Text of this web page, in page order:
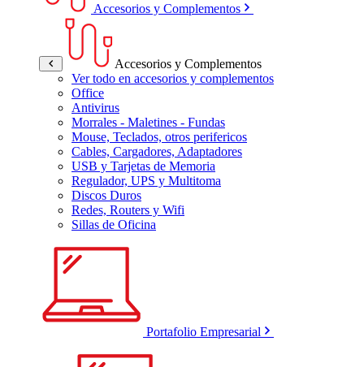
Accesorios y Complementos
Accesorios y Complementos
Ver todo en accesorios y complementos
Office
Antivirus
Morrales - Maletines - Fundas
Mouse, Teclados, otros perifericos
Cables, Cargadores, Adaptadores
USB y Tarjetas de Memoria
Regulador, UPS y Multitoma
Discos Duros
Redes, Routers y Wifi
Sillas de Oficina
Portafolio Empresarial